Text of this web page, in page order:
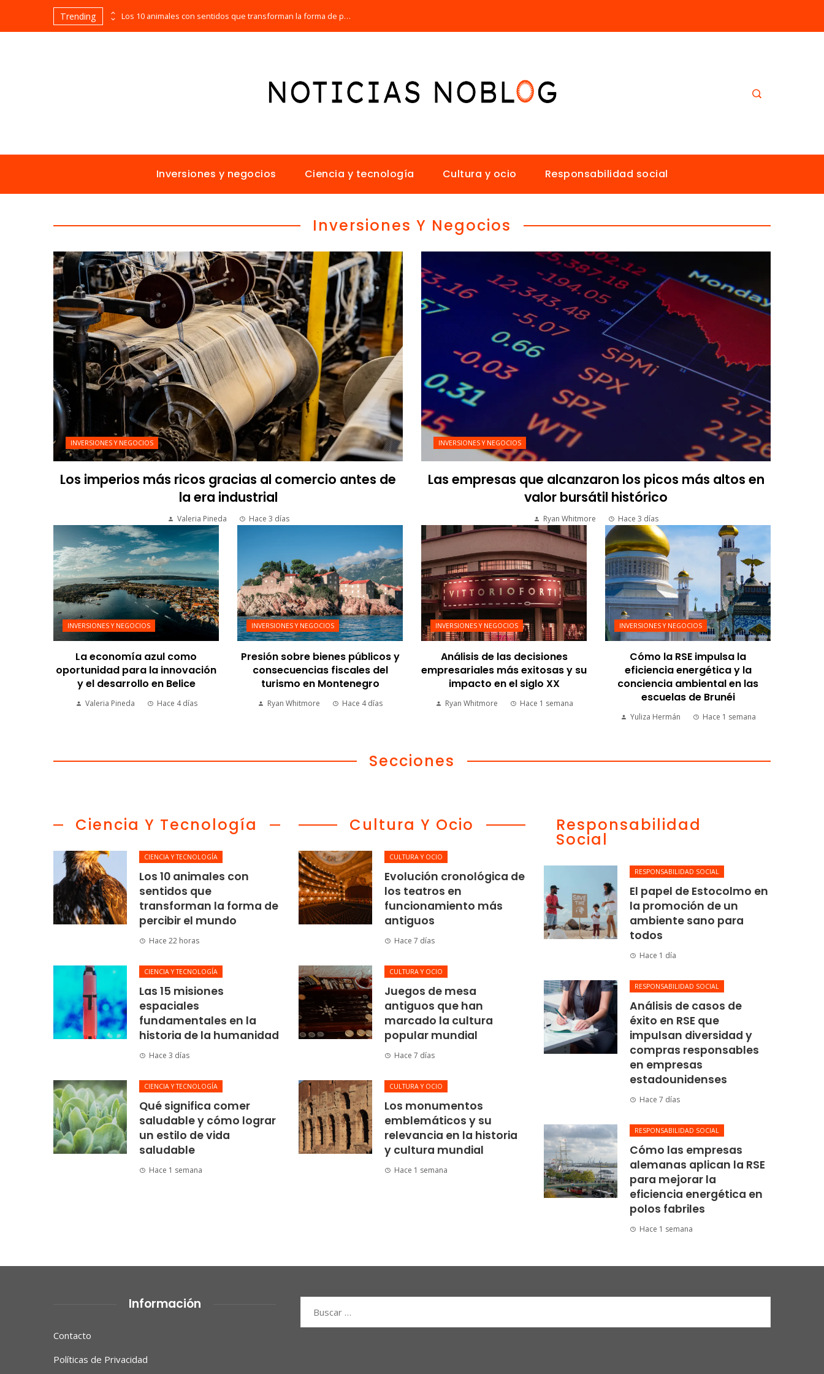
Trending Las empresas que alcanzaron los picos más altos en valor bursátil histórico Los 10 animales con sentidos que transforman la forma de percibir el mundo
Inversiones y negocios Ciencia y tecnología Cultura y ocio Responsabilidad social
Inversiones Y Negocios
INVERSIONES Y NEGOCIOS
Los imperios más ricos gracias al comercio antes de
la era industrial
Valeria Pineda Hace 3 días
INVERSIONES Y NEGOCIOS
Las empresas que alcanzaron los picos más altos en
valor bursátil histórico
Ryan Whitmore Hace 3 días
INVERSIONES Y NEGOCIOS
La economía azul como
oportunidad para la innovación
y el desarrollo en Belice
Valeria Pineda Hace 4 días
INVERSIONES Y NEGOCIOS
Presión sobre bienes públicos y
consecuencias fiscales del
turismo en Montenegro
Ryan Whitmore Hace 4 días
INVERSIONES Y NEGOCIOS
Análisis de las decisiones
empresariales más exitosas y su
impacto en el siglo XX
Ryan Whitmore Hace 1 semana
INVERSIONES Y NEGOCIOS
Cómo la RSE impulsa la
eficiencia energética y la
conciencia ambiental en las
escuelas de Brunéi
Yuliza Hermán Hace 1 semana
Secciones
Ciencia Y Tecnología
CIENCIA Y TECNOLOGÍA
Los 10 animales con
sentidos que
transforman la forma de
percibir el mundo
Hace 22 horas
CIENCIA Y TECNOLOGÍA
Las 15 misiones
espaciales
fundamentales en la
historia de la humanidad
Hace 3 días
CIENCIA Y TECNOLOGÍA
Qué significa comer
saludable y cómo lograr
un estilo de vida
saludable
Hace 1 semana
Cultura Y Ocio
CULTURA Y OCIO
Evolución cronológica de
los teatros en
funcionamiento más
antiguos
Hace 7 días
CULTURA Y OCIO
Juegos de mesa
antiguos que han
marcado la cultura
popular mundial
Hace 7 días
CULTURA Y OCIO
Los monumentos
emblemáticos y su
relevancia en la historia
y cultura mundial
Hace 1 semana
Responsabilidad
Social
RESPONSABILIDAD SOCIAL
El papel de Estocolmo en
la promoción de un
ambiente sano para
todos
Hace 1 día
RESPONSABILIDAD SOCIAL
Análisis de casos de
éxito en RSE que
impulsan diversidad y
compras responsables
en empresas
estadounidenses
Hace 7 días
RESPONSABILIDAD SOCIAL
Cómo las empresas
alemanas aplican la RSE
para mejorar la
eficiencia energética en
polos fabriles
Hace 1 semana
Información
Contacto
Políticas de Privacidad